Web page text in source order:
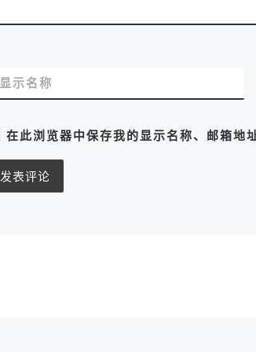
显示名称
在此浏览器中保存我的显示名称、邮箱地